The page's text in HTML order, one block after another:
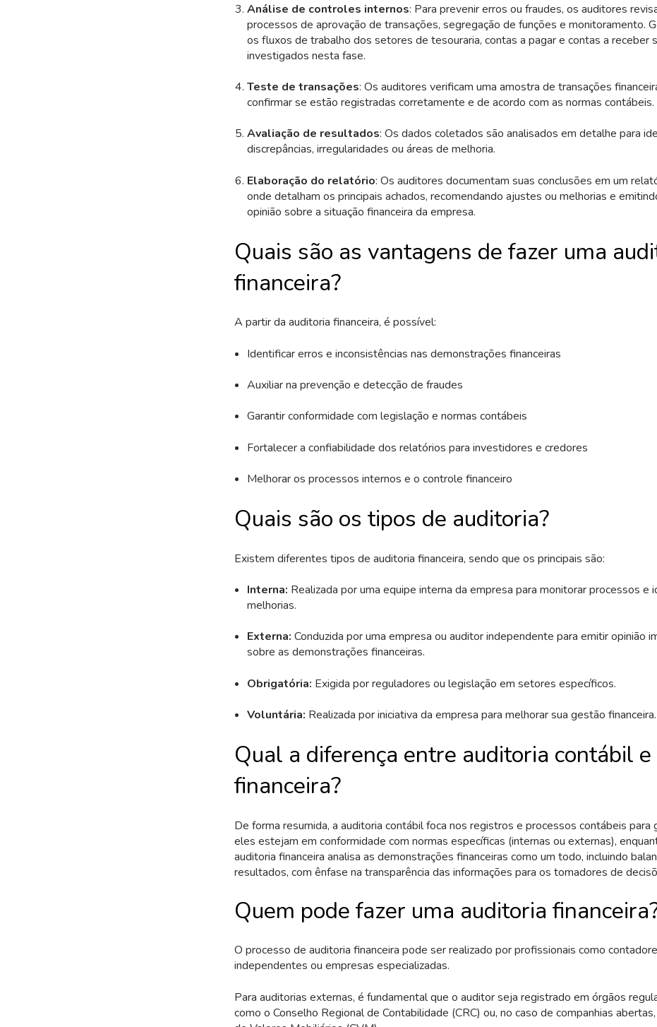
Análise de controles internos: Para prevenir erros ou fraudes, os auditores
processos de aprovação de transações, segregação de funções e monitoramento.
os fluxos de trabalho dos setores de tesouraria, contas a pagar e contas a receber
investigados nesta fase.
Teste de transações: Os auditores verificam uma amostra de transações
confirmar se estão registradas corretamente e de acordo com as normas contábeis.
Avaliação de resultados: Os dados coletados são analisados em detalhe para
discrepâncias, irregularidades ou áreas de melhoria.
Elaboração do relatório: Os auditores documentam suas conclusões em um
onde detalham os principais achados, recomendando ajustes ou melhorias e
opinião sobre a situação financeira da empresa.
Quais são as vantagens de fazer uma
financeira?
A partir da auditoria financeira, é possível:
Identificar erros e inconsistências nas demonstrações financeiras
Auxiliar na prevenção e detecção de fraudes
Garantir conformidade com legislação e normas contábeis
Fortalecer a confiabilidade dos relatórios para investidores e credores
Melhorar os processos internos e o controle financeiro
Quais são os tipos de auditoria?
Existem diferentes tipos de auditoria financeira, sendo que os principais são:
Interna: Realizada por uma equipe interna da empresa para monitorar processos e
melhorias.
Externa: Conduzida por uma empresa ou auditor independente para emitir opinião
sobre as demonstrações financeiras.
Obrigatória: Exigida por reguladores ou legislação em setores específicos.
Voluntária: Realizada por iniciativa da empresa para melhorar sua gestão financeira.
Qual a diferença entre auditoria contábil e
financeira?
De forma resumida, a auditoria contábil foca nos registros e processos contábeis para
eles estejam em conformidade com normas específicas (internas ou externas),
auditoria financeira analisa as demonstrações financeiras como um todo, incluindo
resultados, com ênfase na transparência das informações para os tomadores de
Quem pode fazer uma auditoria
O processo de auditoria financeira pode ser realizado por profissionais como
independentes ou empresas especializadas.
Para auditorias externas, é fundamental que o auditor seja registrado em órgãos
como o Conselho Regional de Contabilidade (CRC) ou, no caso de companhias